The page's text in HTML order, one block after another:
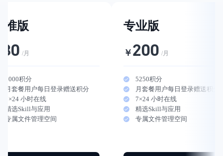
准版
80 /月
2000积分
月套餐用户每日登录赠送积分
7×24 小时在线
精选Skill与应用
专属文件管理空间
专业版
￥ 200 /月
5250积分
月套餐用户每日登录赠送积分
7×24 小时在线
精选Skill与应用
专属文件管理空间